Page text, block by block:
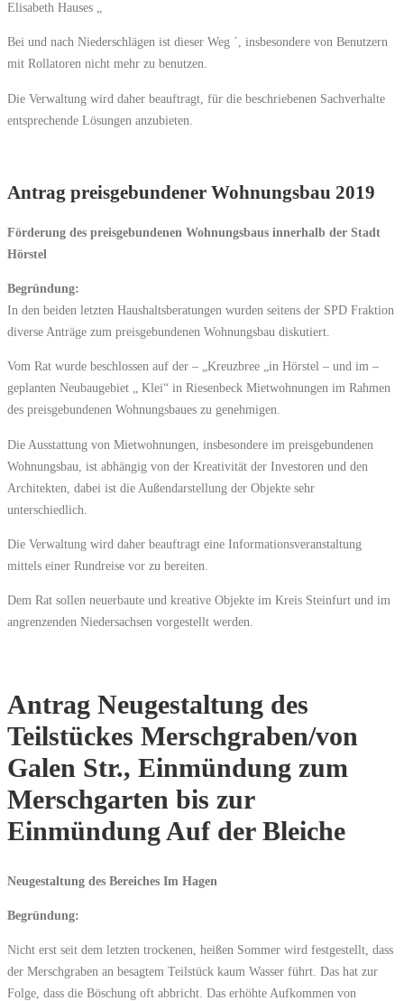
Elisabeth Hauses „
Bei und nach Niederschlägen ist dieser Weg ´, insbesondere von Benutzern
mit Rollatoren nicht mehr zu benutzen.
Die Verwaltung wird daher beauftragt, für die beschriebenen Sachverhalte
entsprechende Lösungen anzubieten.
Antrag preisgebundener Wohnungsbau 2019
Förderung des preisgebundenen Wohnungsbaus innerhalb der Stadt
Hörstel
Begründung:
In den beiden letzten Haushaltsberatungen wurden seitens der SPD Fraktion
diverse Anträge zum preisgebundenen Wohnungsbau diskutiert.
Vom Rat wurde beschlossen auf der – „Kreuzbree „in Hörstel – und im –
geplanten Neubaugebiet „ Klei“ in Riesenbeck Mietwohnungen im Rahmen
des preisgebundenen Wohnungsbaues zu genehmigen.
Die Ausstattung von Mietwohnungen, insbesondere im preisgebundenen
Wohnungsbau, ist abhängig von der Kreativität der Investoren und den
Architekten, dabei ist die Außendarstellung der Objekte sehr
unterschiedlich.
Die Verwaltung wird daher beauftragt eine Informationsveranstaltung
mittels einer Rundreise vor zu bereiten.
Dem Rat sollen neuerbaute und kreative Objekte im Kreis Steinfurt und im
angrenzenden Niedersachsen vorgestellt werden.
Antrag Neugestaltung des
Teilstückes Merschgraben/von
Galen Str., Einmündung zum
Merschgarten bis zur
Einmündung Auf der Bleiche
Neugestaltung des Bereiches Im Hagen
Begründung:
Nicht erst seit dem letzten trockenen, heißen Sommer wird festgestellt, dass
der Merschgraben an besagtem Teilstück kaum Wasser führt. Das hat zur
Folge, dass die Böschung oft abbricht. Das erhöhte Aufkommen von